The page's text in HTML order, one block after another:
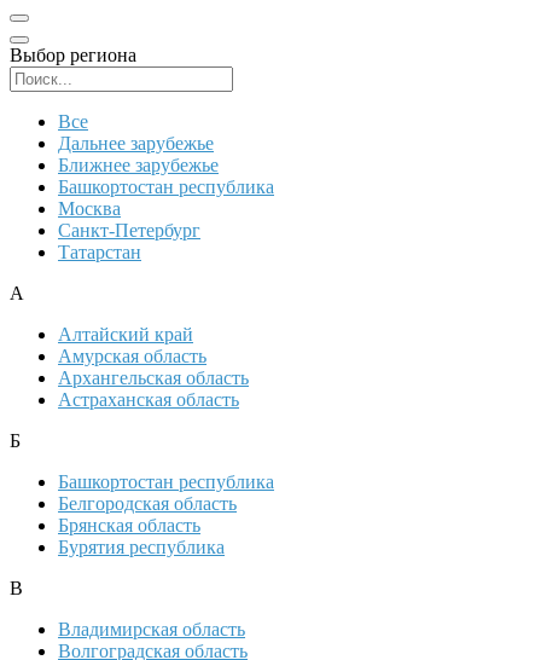
Выбор региона
Все
Дальнее зарубежье
Ближнее зарубежье
Башкортостан республика
Москва
Санкт-Петербург
Татарстан
А
Алтайский край
Амурская область
Архангельская область
Астраханская область
Б
Башкортостан республика
Белгородская область
Брянская область
Бурятия республика
В
Владимирская область
Волгоградская область